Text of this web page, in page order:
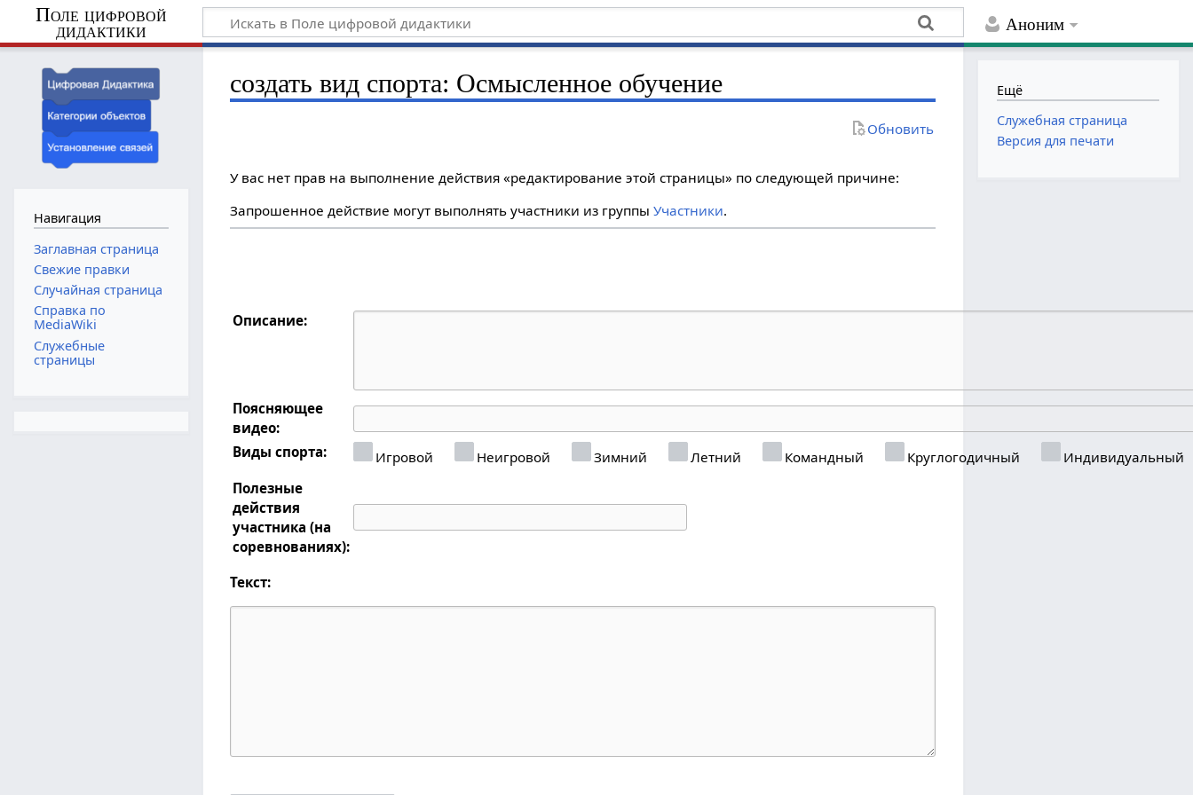
Аноним
Поле цифровой
дидактики
создать вид спорта: Осмысленное обучение
Обновить
У вас нет прав на выполнение действия «редактирование этой страницы» по следующей причине:
Запрошенное действие могут выполнять участники из группыУчастники.
Описание:
Поясняющее
видео:
Виды спорта:
Игровой Неигровой Зимний Летний Командный Круглогодичный
Индивидуальный
Полезные
действия
участника (на
соревнованиях):
Текст:
Навигация
Заглавная страница
Свежие правки
Случайная страница
Справка по
MediaWiki
Служебные
страницы
Ещё
Служебная страница
Версия для печати